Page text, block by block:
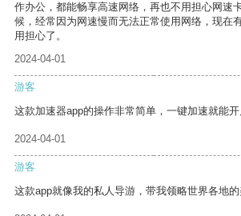
作办公，都能畅享高速网络，再也不用担心网速
候，经常因为网速慢而无法正常使用网络，现在
用担心了。
2024-04-01
游客
这款加速器app的操作非常简单，一键加速就能开
2024-04-01
游客
这款app就像我的私人导游，带我领略世界各地的